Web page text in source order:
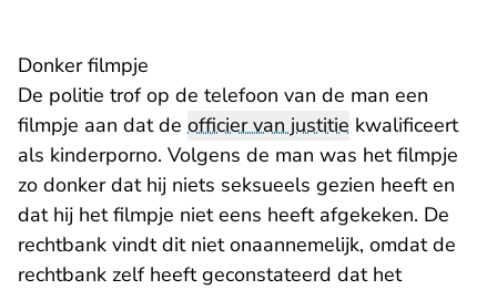
Donker filmpje
De politie trof op de telefoon van de man een
filmpje aan dat de officier van justitie kwalificeert
als kinderporno. Volgens de man was het filmpje
zo donker dat hij niets seksueels gezien heeft en
dat hij het filmpje niet eens heeft afgekeken. De
rechtbank vindt dit niet onaannemelijk, omdat de
rechtbank zelf heeft geconstateerd dat het